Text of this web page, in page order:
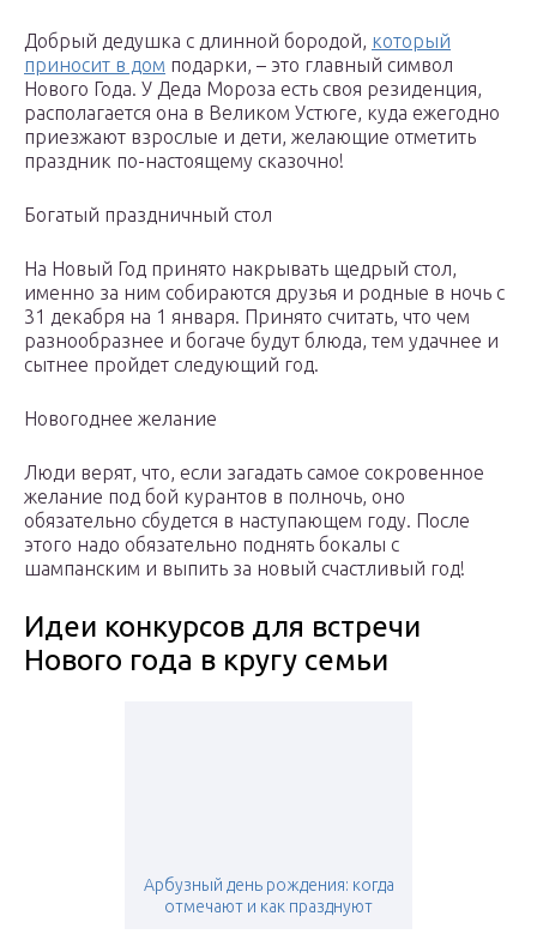
Добрый дедушка с длинной бородой, который
приносит в дом подарки, – это главный символ
Нового Года. У Деда Мороза есть своя резиденция,
располагается она в Великом Устюге, куда ежегодно
приезжают взрослые и дети, желающие отметить
праздник по-настоящему сказочно!
Богатый праздничный стол
На Новый Год принято накрывать щедрый стол,
именно за ним собираются друзья и родные в ночь с
31 декабря на 1 января. Принято считать, что чем
разнообразнее и богаче будут блюда, тем удачнее и
сытнее пройдет следующий год.
Новогоднее желание
Люди верят, что, если загадать самое сокровенное
желание под бой курантов в полночь, оно
обязательно сбудется в наступающем году. После
этого надо обязательно поднять бокалы с
шампанским и выпить за новый счастливый год!
Идеи конкурсов для встречи
Нового года в кругу семьи
Арбузный день рождения: когда
отмечают и как празднуют